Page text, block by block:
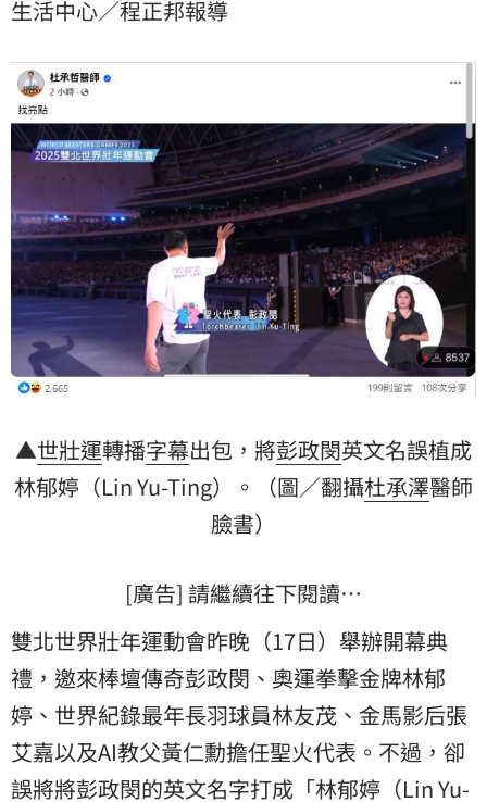
生活中心／程正邦報導
▲世壯運轉播字幕出包，將彭政閔英文名誤植成
林郁婷 （Lin Yu-Ting）。（圖／翻攝杜承澤醫師
臉書）
[廣告] 請繼續往下閱讀…
雙北世界壯年運動會昨晚（17日）舉辦開幕典
禮，邀來棒壇傳奇彭政閔、奧運拳擊金牌林郁
婷、世界紀錄最年長羽球員林友茂、金馬影后張
艾嘉以及AI教父黃仁勳擔任聖火代表。不過，卻
誤將將彭政閔的英文名字打成「林郁婷（Lin Yu-